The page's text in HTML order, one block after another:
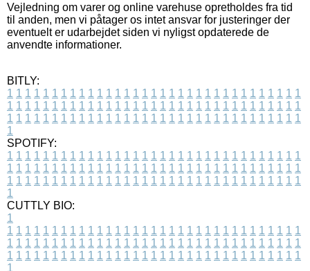
Vejledning om varer og online varehuse opretholdes fra tid
til anden, men vi påtager os intet ansvar for justeringer der
eventuelt er udarbejdet siden vi nyligst opdaterede de
anvendte informationer.
BITLY:
1 1 1 1 1 1 1 1 1 1 1 1 1 1 1 1 1 1 1 1 1 1 1 1 1 1 1 1 1 1 1 1 1
1 1 1 1 1 1 1 1 1 1 1 1 1 1 1 1 1 1 1 1 1 1 1 1 1 1 1 1 1 1 1 1 1
1 1 1 1 1 1 1 1 1 1 1 1 1 1 1 1 1 1 1 1 1 1 1 1 1 1 1 1 1 1 1 1 1
1
SPOTIFY:
1 1 1 1 1 1 1 1 1 1 1 1 1 1 1 1 1 1 1 1 1 1 1 1 1 1 1 1 1 1 1 1 1
1 1 1 1 1 1 1 1 1 1 1 1 1 1 1 1 1 1 1 1 1 1 1 1 1 1 1 1 1 1 1 1 1
1 1 1 1 1 1 1 1 1 1 1 1 1 1 1 1 1 1 1 1 1 1 1 1 1 1 1 1 1 1 1 1 1
1
CUTTLY BIO:
1
1 1 1 1 1 1 1 1 1 1 1 1 1 1 1 1 1 1 1 1 1 1 1 1 1 1 1 1 1 1 1 1 1
1 1 1 1 1 1 1 1 1 1 1 1 1 1 1 1 1 1 1 1 1 1 1 1 1 1 1 1 1 1 1 1 1
1 1 1 1 1 1 1 1 1 1 1 1 1 1 1 1 1 1 1 1 1 1 1 1 1 1 1 1 1 1 1 1 1
1